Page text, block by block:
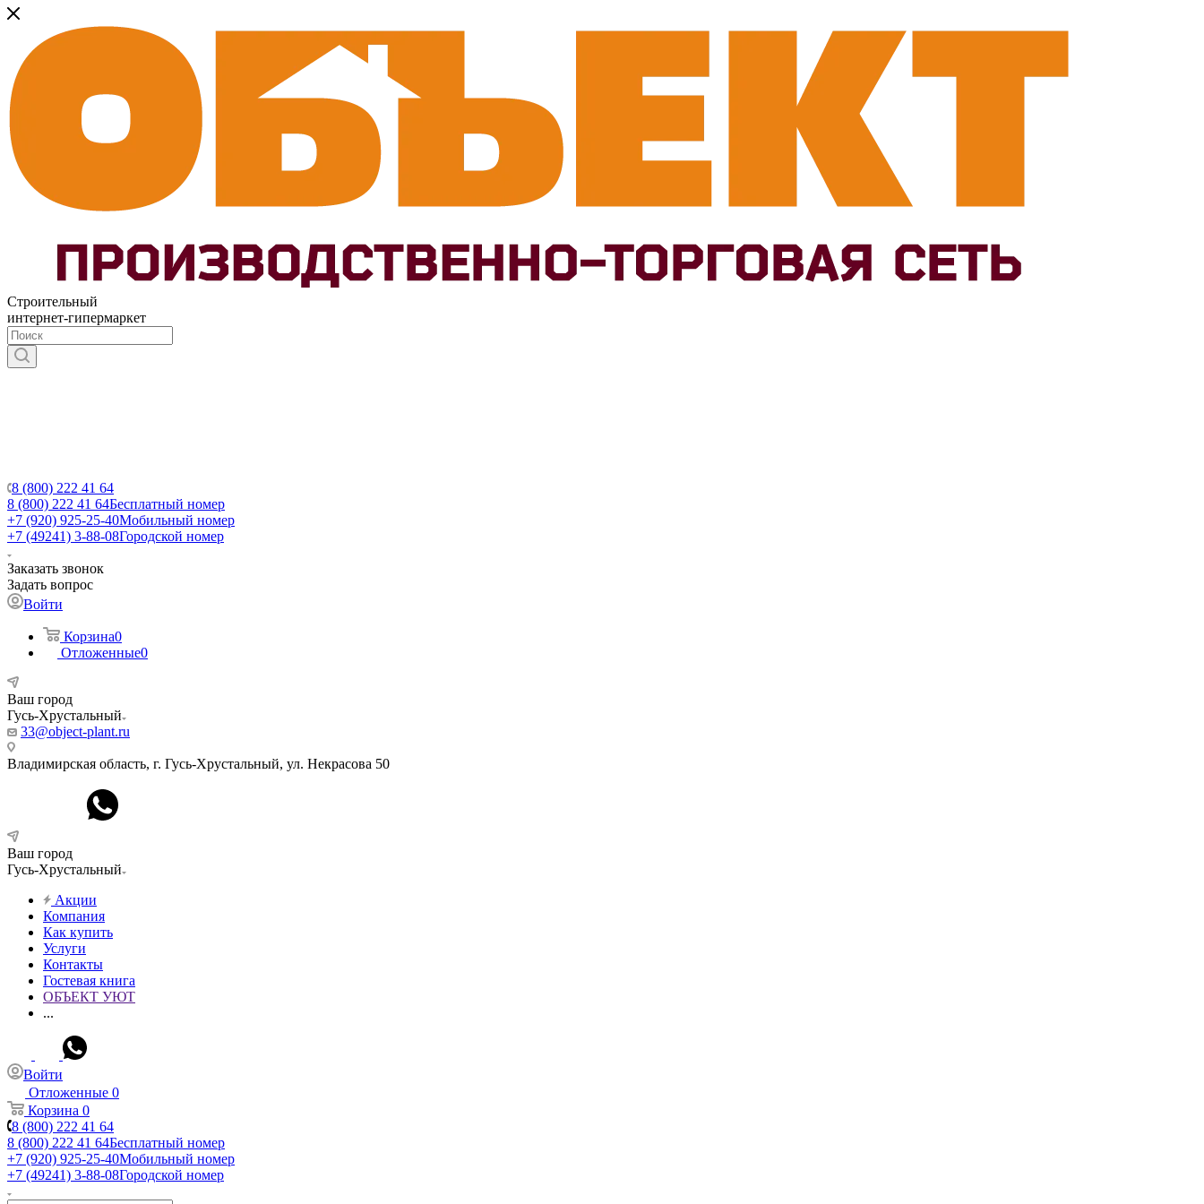
Строительный
интернет-гипермаркет
8 (800) 222 41 64
8 (800) 222 41 64Бесплатный номер
+7 (920) 925-25-40Мобильный номер
+7 (49241) 3-88-08Городской номер
Заказать звонок
Задать вопрос
Войти
Корзина0
Отложенные0
Ваш город
Гусь-Хрустальный
33@object-plant.ru
Владимирская область, г. Гусь-Хрустальный, ул. Некрасова 50
Ваш город
Гусь-Хрустальный
Акции
Компания
Как купить
Услуги
Контакты
Гостевая книга
ОБЪЕКТ УЮТ
...
Войти
Отложенные 0
Корзина 0
8 (800) 222 41 64
8 (800) 222 41 64Бесплатный номер
+7 (920) 925-25-40Мобильный номер
+7 (49241) 3-88-08Городской номер